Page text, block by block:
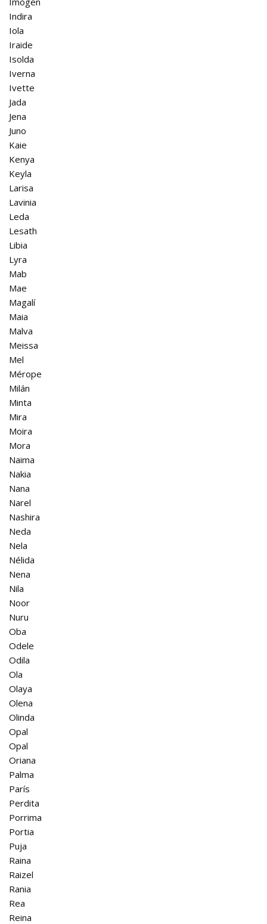
Indira
Iola
Iraide
Isolda
Iverna
Ivette
Jada
Jena
Juno
Kaie
Kenya
Keyla
Larisa
Lavinia
Leda
Lesath
Libia
Lyra
Mab
Mae
Magalí
Maia
Malva
Meissa
Mel
Mérope
Milán
Minta
Mira
Moira
Mora
Naima
Nakia
Nana
Narel
Nashira
Neda
Nela
Nélida
Nena
Nila
Noor
Nuru
Oba
Odele
Odila
Ola
Olaya
Olena
Olinda
Opal
Opal
Oriana
Palma
París
Perdita
Porrima
Portia
Puja
Raina
Raizel
Rania
Rea
Reina